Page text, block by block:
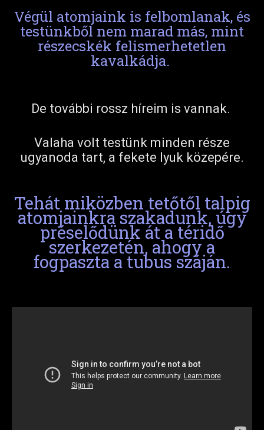
Végül atomjaink is felbomlanak, és
testünkből nem marad más, mint
részecskék felismerhetetlen
kavalkádja.
De további rossz híreim is vannak.
Valaha volt testünk minden része
ugyanoda tart, a fekete lyuk közepére.
Tehát miközben tetőtől talpig
atomjainkra szakadunk, úgy
préselődünk át a téridő
szerkezetén, ahogy a
fogpaszta a tubus száján.